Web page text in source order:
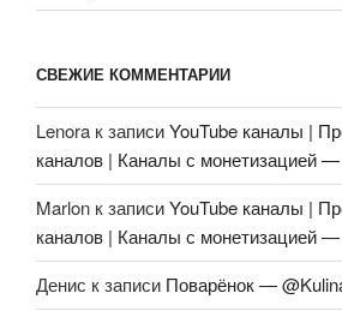
СВЕЖИЕ КОММЕНТАРИИ
Lenora к записиYouTube каналы |
каналов | Каналы с монетизацией
Marlon к записиYouTube каналы |
каналов | Каналы с монетизацией
Денис к записи Поварёнок —